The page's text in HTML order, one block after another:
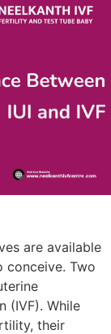
are available
Two
(IVF). While
their